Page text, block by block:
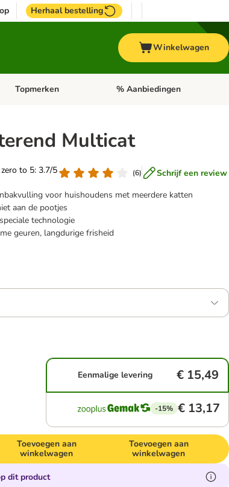
Herhaal bestelling
Winkelwagen
Vogel
Open categorie menu: Paard
Topmerken Open categorie menu:
% Aanbiedingen
Multicat
to 5: 3.7/5
(6)
Schrijf een review
voor huishoudens met meerdere katten
aan de pootjes
technologie
geuren, langdurige frisheid
Eenmalige levering € 15,49
-15% € 13,17
Toevoegen aan
winkelwagen
Toevoegen aan
winkelwagen
dit product